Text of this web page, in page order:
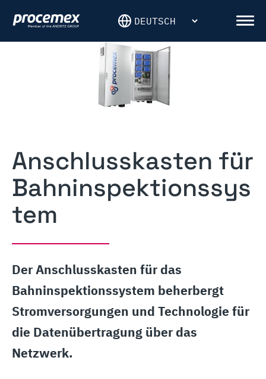
content
Anschlusskasten für
Bahninspektionssys
tem
Der Anschlusskasten für das
Bahninspektionssystem beherbergt
Stromversorgungen und Technologie für
die Datenübertragung über das
Netzwerk.